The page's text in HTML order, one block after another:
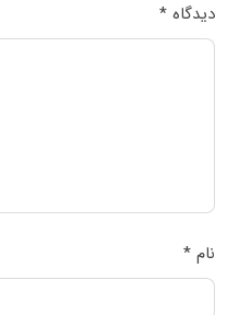
دیدگاه*
نام*